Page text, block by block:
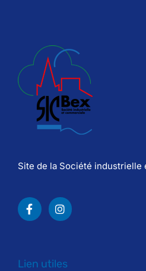
Site de la Société industrielle
Lien utiles